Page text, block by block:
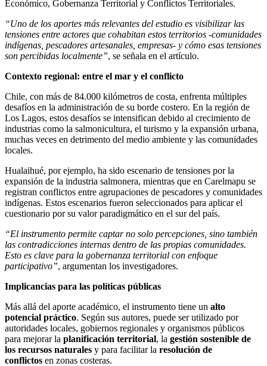
Económico, Gobernanza Territorial y Conflictos Territoriales.
“Uno de los aportes más relevantes del estudio es visibilizar las
tensiones entre actores que cohabitan estos territorios -comunidades
indígenas, pescadores artesanales, empresas- y cómo esas tensiones
son percibidas localmente”, se señala en el artículo.
Contexto regional: entre el mar y el conflicto
Chile, con más de 84.000 kilómetros de costa, enfrenta múltiples
desafíos en la administración de su borde costero. En la región de
Los Lagos, estos desafíos se intensifican debido al crecimiento de
industrias como la salmonicultura, el turismo y la expansión urbana,
muchas veces en detrimento del medio ambiente y las comunidades
locales.
Hualaihué, por ejemplo, ha sido escenario de tensiones por la
expansión de la industria salmonera, mientras que en Carelmapu se
registran conflictos entre agrupaciones de pescadores y comunidades
indígenas. Estos escenarios fueron seleccionados para aplicar el
cuestionario por su valor paradigmático en el sur del país.
“El instrumento permite captar no solo percepciones, sino también
las contradicciones internas dentro de las propias comunidades.
Esto es clave para la gobernanza territorial con enfoque
participativo”, argumentan los investigadores.
Implicancias para las políticas públicas
Más allá del aporte académico, el instrumento tiene un alto
potencial práctico. Según sus autores, puede ser utilizado por
autoridades locales, gobiernos regionales y organismos públicos
para mejorar la planificación territorial, la gestión sostenible de
los recursos naturales y para facilitar la resolución de
conflictos en zonas costeras.